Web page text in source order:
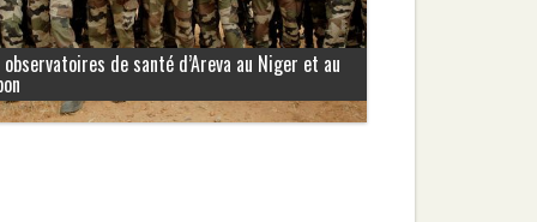
observatoires de santé d’Areva au Niger et au